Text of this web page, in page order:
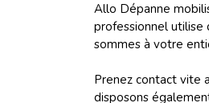
Allo Dépanne
professionnel utilise
sommes à votre
Prenez contact vite
disposons